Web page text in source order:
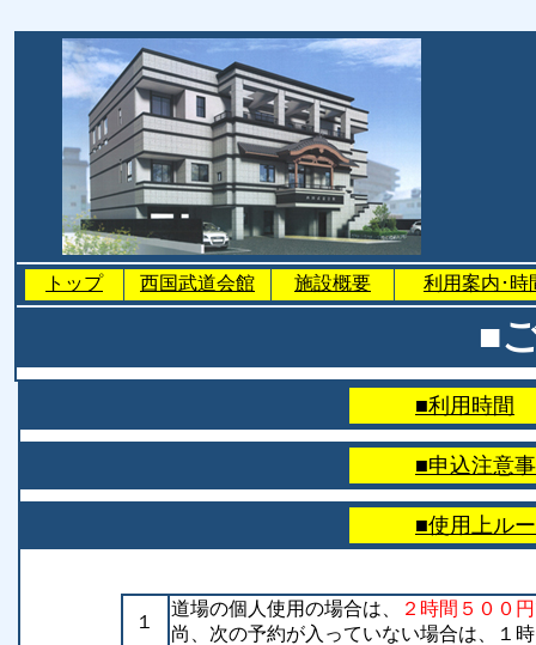
トップ 西国武道会館 施設概要 利用案内･時
■
■利用時間
■申込注意
■使用上ル
１
道場の個人使用の場合は、 ２時間５００円
尚、次の予約が入っていない場合は、１